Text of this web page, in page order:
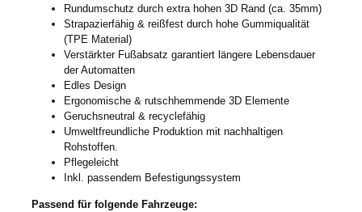
Rundumschutz durch extra hohen 3D Rand (ca. 35mm)
Strapazierfähig & reißfest durch hohe Gummiqualität
(TPE Material)
Verstärkter Fußabsatz garantiert längere Lebensdauer
der Automatten
Edles Design
Ergonomische & rutschhemmende 3D Elemente
Geruchsneutral & recyclefähig
Umweltfreundliche Produktion mit nachhaltigen
Rohstoffen.
Pflegeleicht
Inkl. passendem Befestigungssystem
Passend für folgende Fahrzeuge: